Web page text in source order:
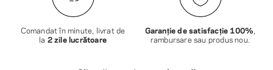
Comandat în minute, livrat de
la 2 zile lucrătoare
Garanție de satisfacție 100%
rambursare sau produs nou.